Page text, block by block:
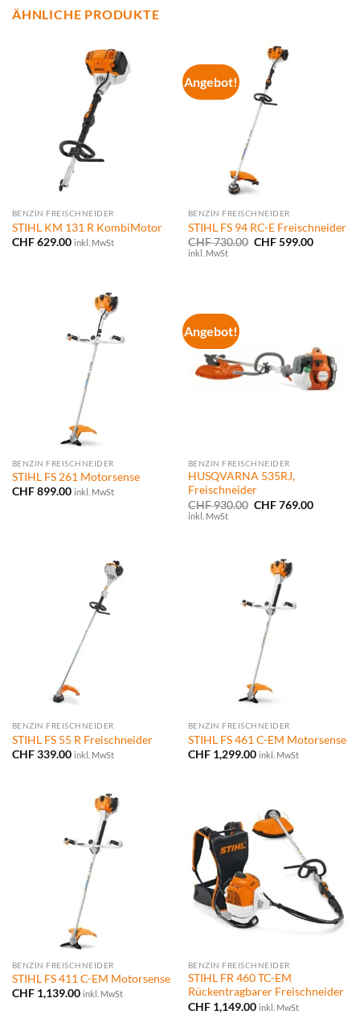
ÄHNLICHE PRODUKTE
BENZIN FREISCHNEIDER
STIHL KM 131 R KombiMotor
CHF629.00 inkl. MwSt
Angebot!
BENZIN FREISCHNEIDER
STIHL FS 94 RC-E Freischneider
CHF730.00 Ursprünglicher
CHF599.00Aktueller
inkl. MwSt
BENZIN FREISCHNEIDER
STIHL FS 261 Motorsense
CHF899.00 inkl. MwSt
Angebot!
BENZIN FREISCHNEIDER
HUSQVARNA 535RJ,
Freischneider
CHF930.00 Ursprünglicher
CHF769.00Aktueller
inkl. MwSt
BENZIN FREISCHNEIDER
STIHL FS 55 R Freischneider
CHF339.00 inkl. MwSt
BENZIN FREISCHNEIDER
STIHL FS 461 C-EM Motorsense
CHF1,299.00 inkl. MwSt
BENZIN FREISCHNEIDER
STIHL FS 411 C-EM Motorsense
CHF1,139.00 inkl. MwSt
BENZIN FREISCHNEIDER
STIHL FR 460 TC-EM
Rückentragbarer Freischneider
CHF1,149.00 inkl. MwSt